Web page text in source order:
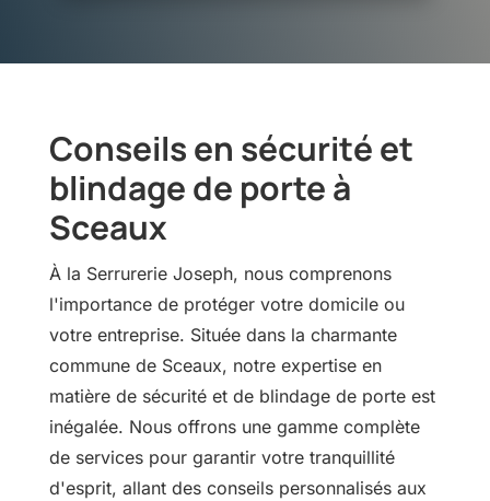
Conseils en sécurité et
blindage de porte à
Sceaux
À la Serrurerie Joseph, nous comprenons
l'importance de protéger votre domicile ou
votre entreprise. Située dans la charmante
commune de Sceaux, notre expertise en
matière de sécurité et de blindage de porte est
inégalée. Nous offrons une gamme complète
de services pour garantir votre tranquillité
d'esprit, allant des conseils personnalisés aux